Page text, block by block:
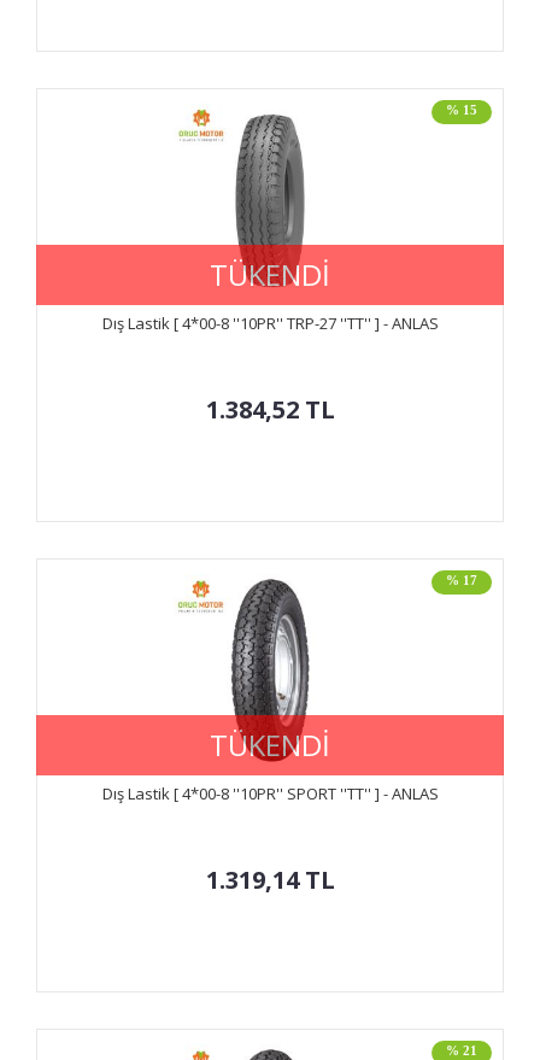
% 15
TÜKENDİ
Dış Lastik [ 4*00-8 ''10PR'' TRP-27 ''TT'' ] - ANLAS
1.384,52 TL
% 17
TÜKENDİ
Dış Lastik [ 4*00-8 ''10PR'' SPORT ''TT'' ] - ANLAS
1.319,14TL
% 21